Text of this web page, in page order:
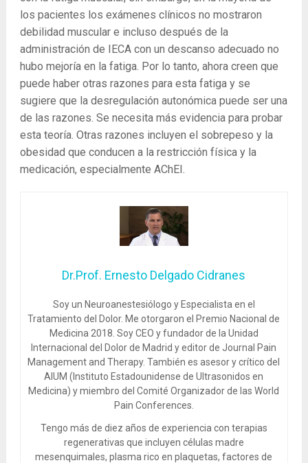
los pacientes los exámenes clínicos no mostraron
debilidad muscular e incluso después de la
administración de IECA con un descanso adecuado no
hubo mejoría en la fatiga. Por lo tanto, ahora creen que
puede haber otras razones para esta fatiga y se
sugiere que la desregulación autonómica puede ser una
de las razones. Se necesita más evidencia para probar
esta teoría. Otras razones incluyen el sobrepeso y la
obesidad que conducen a la restricción física y la
medicación, especialmente AChEI.
Dr.Prof. Ernesto Delgado Cidranes
Soy un Neuroanestesiólogo y Especialista en el
Tratamiento del Dolor. Me otorgaron el Premio Nacional de
Medicina 2018. Soy CEO y fundador de la Unidad
Internacional del Dolor de Madrid y editor de Journal Pain
Management and Therapy. También es asesor y crítico del
AIUM (Instituto Estadounidense de Ultrasonidos en
Medicina) y miembro del Comité Organizador de las World
Pain Conferences.
Tengo más de diez años de experiencia con terapias
regenerativas que incluyen células madre
mesenquimales, plasma rico en plaquetas, factores de